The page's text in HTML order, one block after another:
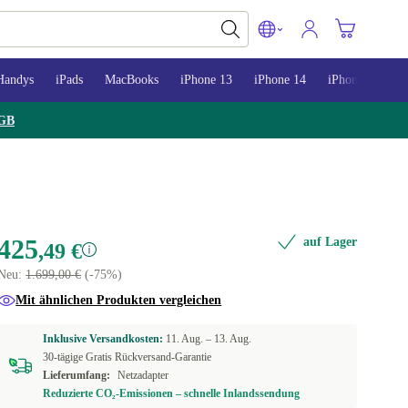
iPads MacBooks iPhone 13 iPhone 14 iPhone 15
,49 €
1.699,00 €(-75%)
auf Lager
Mit ähnlichen Produkten vergleichen
Inklusive Versandkosten: 11. Aug. – 13. Aug.
30-tägige Gratis Rückversand-Garantie
Lieferumfang:
Netzadapter
Reduzierte CO₂-Emissionen – schnelle Inlandssendung